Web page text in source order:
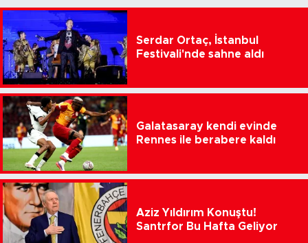
Serdar Ortaç, İstanbul
Festivali'nde sahne aldı
Galatasaray kendi evinde
Rennes ile berabere kaldı
Aziz Yıldırım Konuştu!
Santrfor Bu Hafta Geliyor